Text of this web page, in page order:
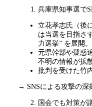
兵庫県知事選で
立花孝志氏（後
は当選を目指さ
力選挙” を展開。
元県幹部や疑惑
不明の情報が拡
批判を受けた竹
→ SNSによる攻撃の
国会でも対策が